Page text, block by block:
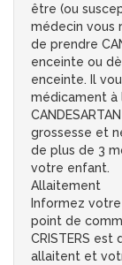
être (ou
médecin vous
de prendre
enceinte ou
enceinte. Il
médicament à
grossesse et
de plus de 3
votre enfant.
Allaitement
Informez
point de
CRISTERS
allaitent et